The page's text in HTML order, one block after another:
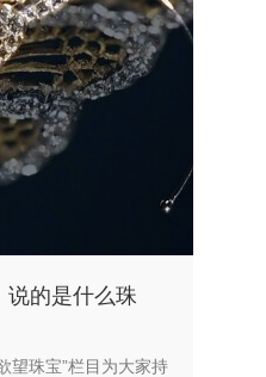
说的是什么珠
望珠宝”栏目为大家持